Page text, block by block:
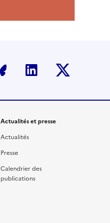
Bluesky LinkedIn
Actualités et presse
Actualités
Presse
Calendrier des
publications